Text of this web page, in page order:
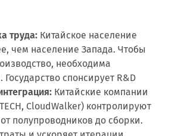
труда:Китайское население
чем население Запада. Чтобы
необходима
спонсирует R&D
Китайские компании
CloudWalker) контролируют
полупроводников до сборки.